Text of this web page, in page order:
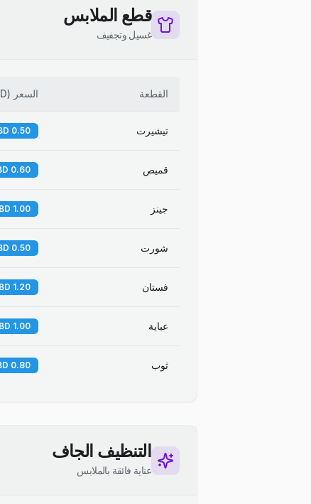
قطع الملابس
غسيل وتجفيف
القطعة السعر (
تيشيرت 0.50 BD
قميص 0.60 BD
جينز 1.00 BD
شورت 0.50 BD
فستان 1.20 BD
عباية 1.00 BD
ثوب 0.80 BD
التنظيف الجاف
عناية فائقة بالملابس